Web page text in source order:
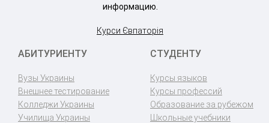
информацию.
Курси Євпаторія
АБИТУРИЕНТУ
Вузы Украины
Внешнее тестирование
Колледжи Украины
Училища Украины
СТУДЕНТУ
Курсы языков
Курсы профессий
Образование за рубежом
Школьные учебники